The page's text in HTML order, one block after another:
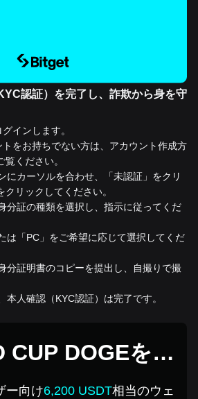
認証）を完了し、詐欺から身を守
インします。
をお持ちでない方は、アカウント作成方
ください。
にカーソルを合わせ、「未認証」をクリ
リックしてください。
分証の種類を選択し、指示に従ってくだ
は「PC」をご希望に応じて選択してくだ
分証明書のコピーを提出し、自撮りで撮
本人確認（KYC認証）は完了です。
CUP DOGEを1
で購入
ー向け6,200 USDT相当のウェ